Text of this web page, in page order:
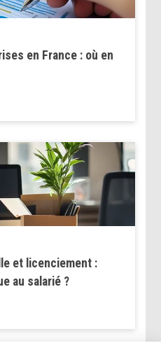
en France : où en
et licenciement :
au salarié ?